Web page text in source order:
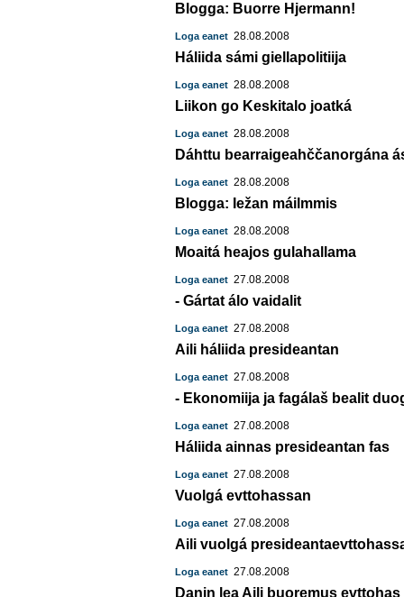
Blogga: Buorre Hjermann!
Loga eanet 28.08.2008
Háliida sámi giellapolitiija
Loga eanet 28.08.2008
Liikon go Keskitalo joatká
Loga eanet 28.08.2008
Dáhttu bearraigeahččanorgána
Loga eanet 28.08.2008
Blogga: Iežan máilmmis
Loga eanet 28.08.2008
Moaitá heajos gulahallama
Loga eanet 27.08.2008
- Gártat álo vaidalit
Loga eanet 27.08.2008
Aili háliida presideantan
Loga eanet 27.08.2008
- Ekonomiija ja fagálaš bealit
Loga eanet 27.08.2008
Háliida ainnas presideantan fas
Loga eanet 27.08.2008
Vuolgá evttohassan
Loga eanet 27.08.2008
Aili vuolgá
Loga eanet 27.08.2008
Danin lea Aili buoremus evttohas